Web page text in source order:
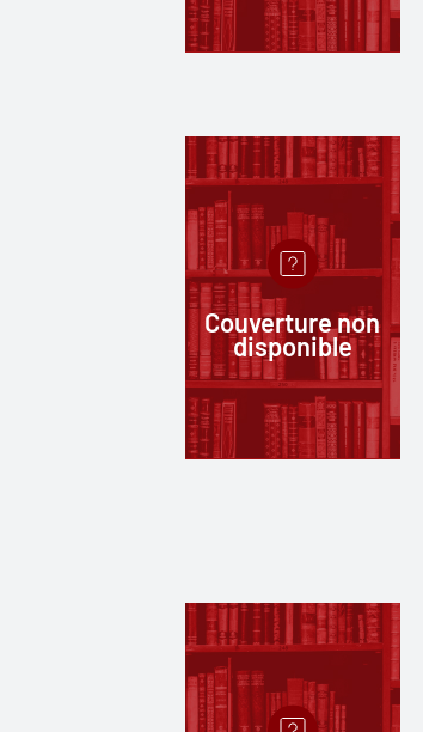
Couverture non
disponible